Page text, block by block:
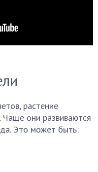
растение
они развиваются
Это может быть: